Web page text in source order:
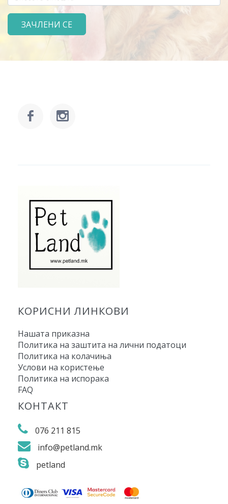
КОРИСНИ ЛИНКОВИ
Нашата приказна
Политика на заштита на лични податоци
Политика на колачиња
Услови на користење
Политика на испорака
FAQ
КОНТАКТ
076 211 815
info@petland.mk
petland